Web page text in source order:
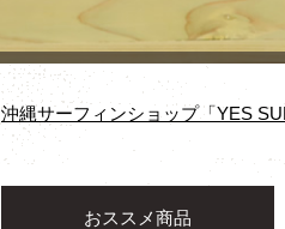
沖縄サーフィンショップ「YES
おススメ商品